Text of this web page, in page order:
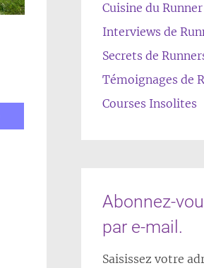
Cuisine du Runner
Interviews de
Secrets de
Témoignages de
Courses Insolites
Abonnez-
par e-mail.
Saisissez votre